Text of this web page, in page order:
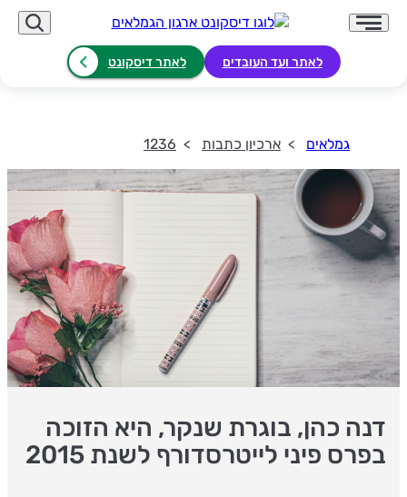
לאתר ועד העובדים לאתר דיסקונט
גמלאים ארכיון כתבות 1236
דנה כהן, בוגרת שנקר, היא הזוכה
בפרס פיני לייטרסדורף לשנת 2015